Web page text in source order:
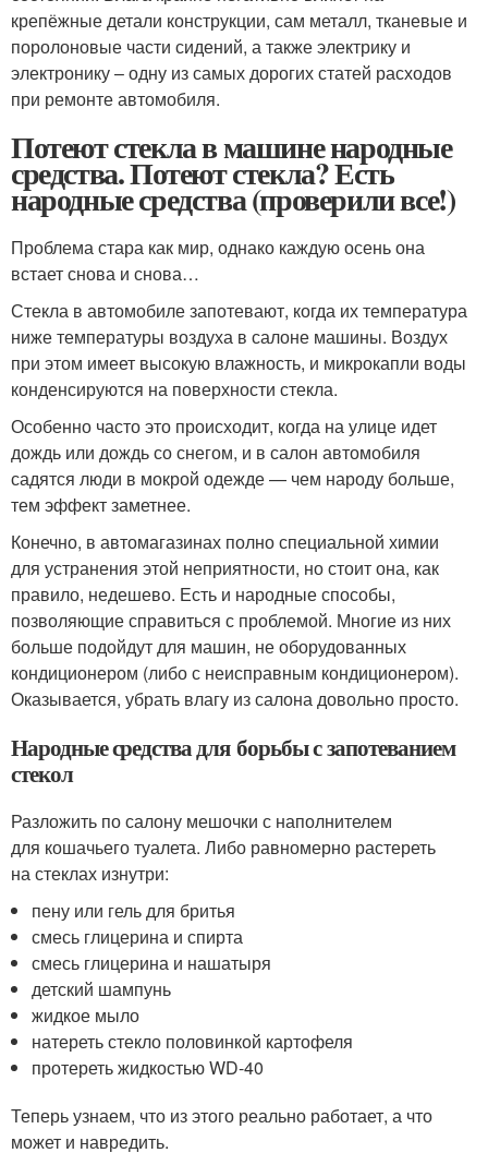
крепёжные детали конструкции, сам металл, тканевые и
поролоновые части сидений, а также электрику и
электронику – одну из самых дорогих статей расходов
при ремонте автомобиля.
Потеют стекла в машине народные
средства. Потеют стекла? Есть
народные средства (проверили все!)
Проблема стара как мир, однако каждую осень она
встает снова и снова…
Стекла в автомобиле запотевают, когда их температура
ниже температуры воздуха в салоне машины. Воздух
при этом имеет высокую влажность, и микрокапли воды
конденсируются на поверхности стекла.
Особенно часто это происходит, когда на улице идет
дождь или дождь со снегом, и в салон автомобиля
садятся люди в мокрой одежде — чем народу больше,
тем эффект заметнее.
Конечно, в автомагазинах полно специальной химии
для устранения этой неприятности, но стоит она, как
правило, недешево. Есть и народные способы,
позволяющие справиться с проблемой. Многие из них
больше подойдут для машин, не оборудованных
кондиционером (либо с неисправным кондиционером).
Оказывается, убрать влагу из салона довольно просто.
Народные средства для борьбы с запотеванием
стекол
Разложить по салону мешочки с наполнителем
для кошачьего туалета. Либо равномерно растереть
на стеклах изнутри:
пену или гель для бритья
смесь глицерина и спирта
смесь глицерина и нашатыря
детский шампунь
жидкое мыло
натереть стекло половинкой картофеля
протереть жидкостью WD-40
Теперь узнаем, что из этого реально работает, а что
может и навредить.